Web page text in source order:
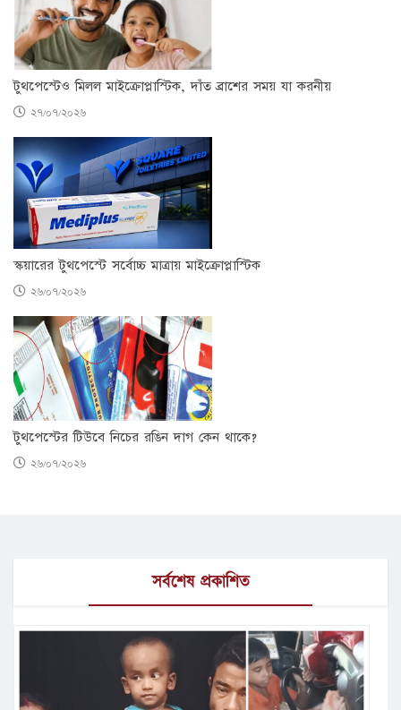
টুথপেস্টেও মিলল মাইক্রোপ্লাস্টিক, দাঁত ব্রাশের সময় যা করনীয়
২৭/০৭/২০২৬
স্কয়ারের টুথপেস্টে সর্বোচ্চ মাত্রায় মাইক্রোপ্লাস্টিক
২৬/০৭/২০২৬
টুথপেস্টের টিউবে নিচের রঙিন দাগ কেন থাকে?
২৬/০৭/২০২৬
সর্বশেষ প্রকাশিত